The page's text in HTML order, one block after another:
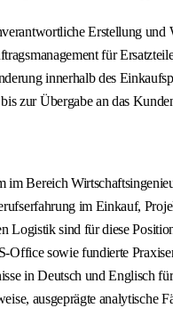
Erstellung
für
innerhalb des
zur Übergabe an das
im Bereich
im Einkauf,
Logistik sind für diese
Office sowie fundierte
in Deutsch und Englisch
ausgeprägte analytische